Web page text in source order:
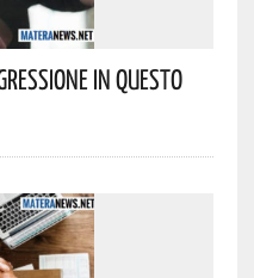
In Questo